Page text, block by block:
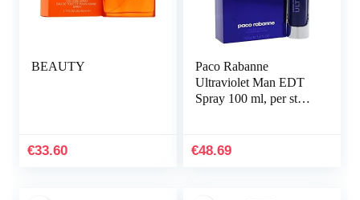
BEAUTY
€33.60
Paco Rabanne
Ultraviolet Man EDT
Spray 100 ml, per stuk
€48.69